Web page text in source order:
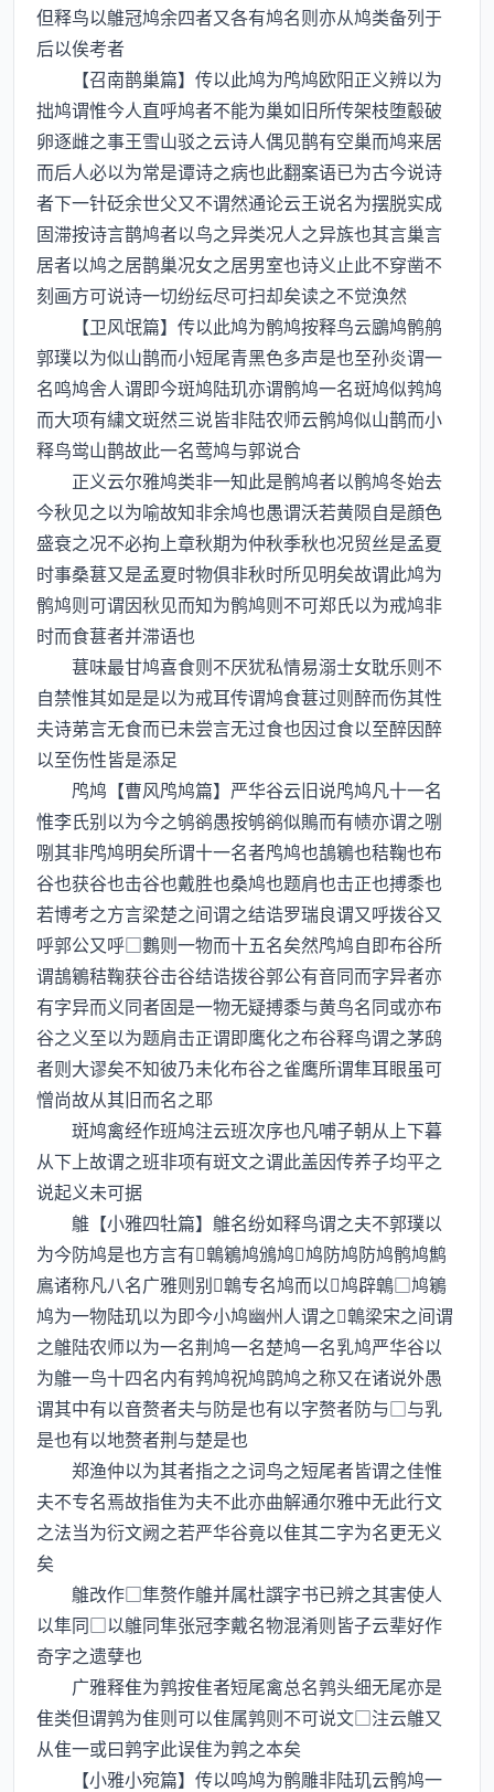
但释鸟以鵻冠鸠余四者又各有鸠名则亦从鸠类备列于
后以俟考者
【召南鹊巢篇】传以此鸠为鸤鸠欧阳正义辨以为
拙鸠谓惟今人直呼鸠者不能为巢如旧所传架枝堕鷇破
卵逐雌之事王雪山驳之云诗人偶见鹊有空巢而鸠来居
而后人必以为常是谭诗之病也此翻案语已为古今说诗
者下一针砭余世父又不谓然通论云王说名为摆脱实成
固滞按诗言鹊鸠者以鸟之异类况人之异族也其言巢言
居者以鸠之居鹊巢况女之居男室也诗义止此不穿凿不
刻画方可说诗一切纷纭尽可扫却矣读之不觉涣然
【卫风氓篇】传以此鸠为鹘鸠按释鸟云鶌鸠鹘鸼
郭璞以为似山鹊而小短尾青黑色多声是也至孙炎谓一
名鸣鸠舎人谓即今斑鸠陆玑亦谓鹘鸠一名斑鸠似鹁鸠
而大项有繍文斑然三说皆非陆农师云鹘鸠似山鹊而小
释鸟鸴山鹊故此一名莺鸠与郭说合
正义云尔雅鸠类非一知此是鹘鸠者以鹘鸠冬始去
今秋见之以为喻故知非余鸠也愚谓沃若黄陨自是顔色
盛衰之况不必拘上章秋期为仲秋季秋也况贸丝是孟夏
时事桑葚又是孟夏时物俱非秋时所见明矣故谓此鸠为
鹘鸠则可谓因秋见而知为鹘鸠则不可郑氏以为戒鸠非
时而食葚者并滞语也
葚味最甘鸠喜食则不厌犹私情易溺士女耽乐则不
自禁惟其如是是以为戒耳传谓鸠食葚过则醉而伤其性
夫诗苐言无食而已未尝言无过食也因过食以至醉因醉
以至伤性皆是添足
鸤鸠【曹风鸤鸠篇】严华谷云旧说鸤鸠凡十一名
惟李氏别以为今之鸲鹆愚按鸲鹆似鵙而有帻亦谓之哵
哵其非鸤鸠明矣所谓十一名者鸤鸠也鴶鵴也秸鞠也布
谷也获谷也击谷也戴胜也桑鸠也题肩也击正也搏黍也
若博考之方言梁楚之间谓之结诰罗瑞良谓又呼拨谷又
呼郭公又呼□鷜则一物而十五名矣然鸤鸠自即布谷所
谓鴶鵴秸鞠获谷击谷结诰拨谷郭公有音同而字异者亦
有字异而义同者固是一物无疑搏黍与黄鸟名同或亦布
谷之义至以为题肩击正谓即鹰化之布谷释鸟谓之茅鸱
者则大谬矣不知彼乃未化布谷之雀鹰所谓隼耳眼虽可
憎尚故从其旧而名之耶
斑鸠禽经作班鸠注云班次序也凡哺子朝从上下暮
从下上故谓之班非项有斑文之谓此盖因传养子均平之
说起义未可据
鵻【小雅四牡篇】鵻名纷如释鸟谓之夫不郭璞以
为今防鸠是也方言有鷱鵴鸠鳻鸠鸠防鸠防鸠鹘鸠鹪
鳸诸称凡八名广雅则别鷱专名鸠而以鸠辟鷱□鸠鵴
鸠为一物陆玑以为即今小鸠幽州人谓之鷱梁宋之间谓
之鵻陆农师以为一名荆鸠一名楚鸠一名乳鸠严华谷以
为鵻一鸟十四名内有鹁鸠祝鸠鹍鸠之称又在诸说外愚
谓其中有以音赘者夫与防是也有以字赘者防与□与乳
是也有以地赘者荆与楚是也
郑渔仲以为其者指之之词鸟之短尾者皆谓之佳惟
夫不专名焉故指隹为夫不此亦曲解通尔雅中无此行文
之法当为衍文阙之若严华谷竟以隹其二字为名更无义
矣
鵻改作□隼赘作鵻并属杜譔字书已辨之其害使人
以隼同□以鵻同隼张冠李戴名物混淆则皆子云辈好作
奇字之遗孽也
广雅释隹为鹑按隹者短尾禽总名鹑头细无尾亦是
隹类但谓鹑为隹则可以隹属鹑则不可说文□注云鵻又
从隹一或曰鹑字此误隹为鹑之本矣
【小雅小宛篇】传以鸣鸠为鹘雕非陆玑云鹘鸠一